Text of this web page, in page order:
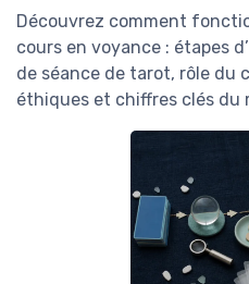
Découvrez comment
cours en voyance : étapes
de séance de tarot, rôle du
éthiques et chiffres clés du